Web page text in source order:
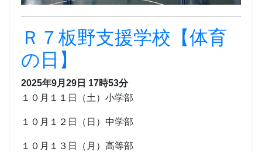
Ｒ７板野支援学校【体育
の日】
2025年9月29日 17時53分
１０月１１日（土）小学部
１０月１２日（日）中学部
１０月１３日（月）高等部